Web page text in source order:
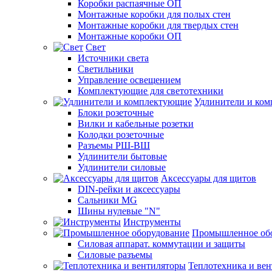
Коробки распаячные ОП
Монтажные коробки для полых стен
Монтажные коробки для твердых стен
Монтажные коробки ОП
Свет
Источники света
Светильники
Управление освещением
Комплектующие для светотехники
Удлинители и
Блоки розеточные
Вилки и кабельные розетки
Колодки розеточные
Разъемы РШ-ВШ
Удлинители бытовые
Удлинители силовые
Аксессуары для щитов
DIN-рейки и аксессуары
Сальники MG
Шины нулевые "N"
Инструменты
Промышленное
Силовая аппарат. коммутации и защиты
Силовые разъемы
Теплотехника и